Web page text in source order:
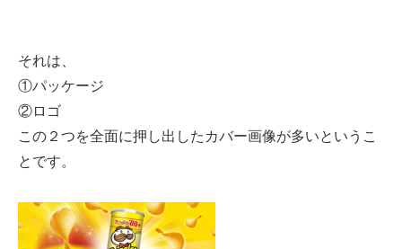
それは、
①パッケージ
②ロゴ
この２つを全面に押し出したカバー画像が多いというこ
とです。